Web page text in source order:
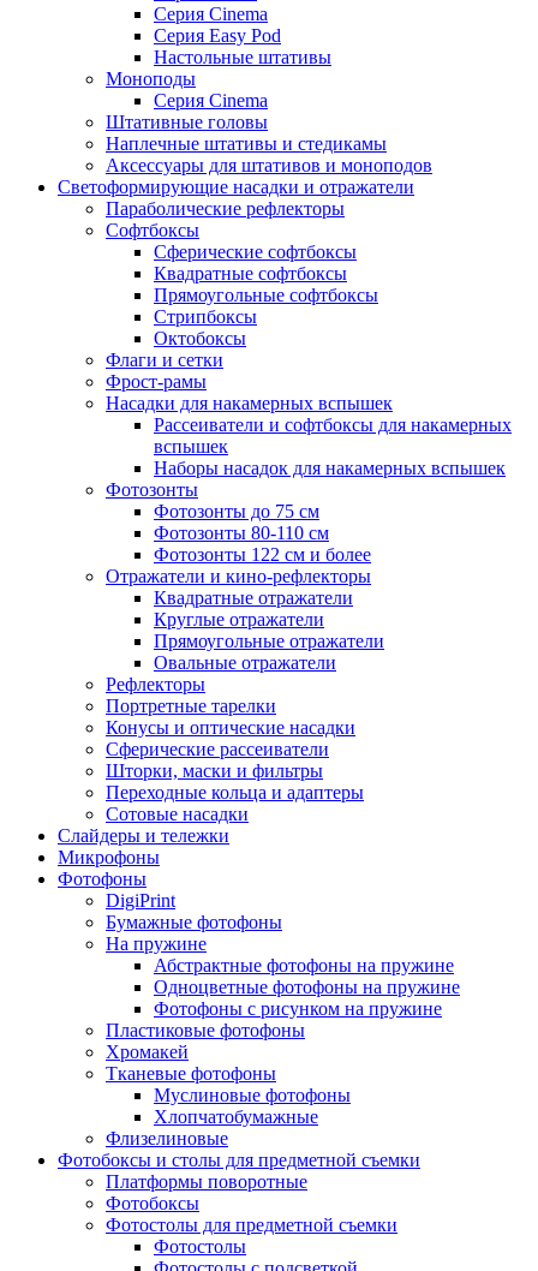
Серия Cinema
Серия Easy Pod
Настольные штативы
Моноподы
Серия Cinema
Штативные головы
Наплечные штативы и стедикамы
Аксессуары для штативов и моноподов
Светоформирующие насадки и отражатели
Параболические рефлекторы
Софтбоксы
Сферические софтбоксы
Квадратные софтбоксы
Прямоугольные софтбоксы
Стрипбоксы
Октобоксы
Флаги и сетки
Фрост-рамы
Насадки для накамерных вспышек
Рассеиватели и софтбоксы для накамерных
вспышек
Наборы насадок для накамерных вспышек
Фотозонты
Фотозонты до 75 см
Фотозонты 80-110 см
Фотозонты 122 см и более
Отражатели и кино-рефлекторы
Квадратные отражатели
Круглые отражатели
Прямоугольные отражатели
Овальные отражатели
Рефлекторы
Портретные тарелки
Конусы и оптические насадки
Сферические рассеиватели
Шторки, маски и фильтры
Переходные кольца и адаптеры
Сотовые насадки
Слайдеры и тележки
Микрофоны
Фотофоны
DigiPrint
Бумажные фотофоны
На пружине
Абстрактные фотофоны на пружине
Одноцветные фотофоны на пружине
Фотофоны с рисунком на пружине
Пластиковые фотофоны
Хромакей
Тканевые фотофоны
Муслиновые фотофоны
Хлопчатобумажные
Флизелиновые
Фотобоксы и столы для предметной съемки
Платформы поворотные
Фотобоксы
Фотостолы для предметной съемки
Фотостолы